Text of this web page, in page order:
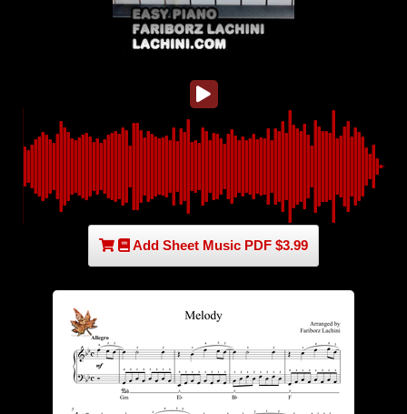
Add Sheet Music PDF $3.99